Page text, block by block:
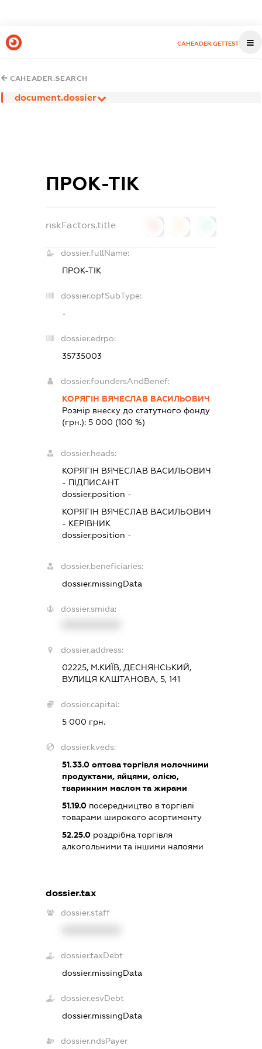
CAHEADER.GETTEST
CAHEADER.SEARCH
document.dossier
ПРОК-ТІК
riskFactors.title
dossier.fullName:
ПРОК-ТІК
dossier.opfSubType:
-
dossier.edrpo:
35735003
dossier.foundersAndBenef:
КОРЯГІН ВЯЧЕСЛАВ ВАСИЛЬОВИЧ
Розмір внеску до статутного фонду
(грн.):5 000 (100 %)
dossier.heads:
КОРЯГІН ВЯЧЕСЛАВ ВАСИЛЬОВИЧ
- ПІДПИСАНТ
dossier.position -
КОРЯГІН ВЯЧЕСЛАВ ВАСИЛЬОВИЧ
- КЕРІВНИК
dossier.position -
dossier.beneficiaries:
dossier.missingData
dossier.smida:
dossier.address:
02225, М.КИЇВ, ДЕСНЯНСЬКИЙ,
ВУЛИЦЯ КАШТАНОВА, 5, 141
dossier.capital:
5 000 грн.
dossier.kveds:
51.33.0 оптова торгівля молочними
продуктами, яйцями, олією,
тваринним маслом та жирами
51.19.0 посередництво в торгівлі
товарами широкого асортименту
52.25.0 роздрібна торгівля
алкогольними та іншими напоями
dossier.tax
dossier.staff
dossier.taxDebt
dossier.missingData
dossier.esvDebt
dossier.missingData
dossier.ndsPayer